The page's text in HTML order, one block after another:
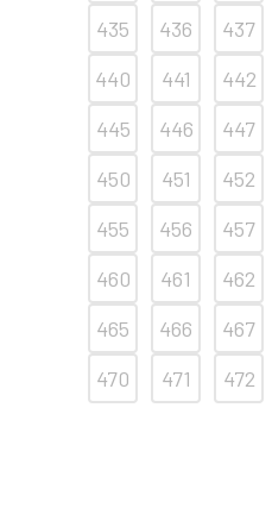
435 436 437
440
441 442
445
446 447
450
451 452
455
456 457
460
461 462
465
466 467
470
471 472